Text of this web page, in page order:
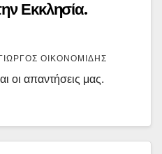
Εκκλησία.
ΓΙΏΡΓΟΣ ΟΙΚΟΝΟΜΊΔΗΣ
οι απαντήσεις μας.